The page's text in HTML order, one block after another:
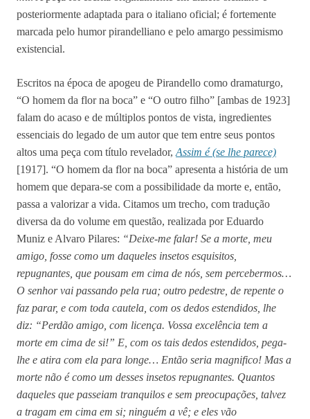
posteriormente adaptada para o italiano oficial; é fortemente
marcada pelo humor pirandelliano e pelo amargo pessimismo
existencial.
Escritos na época de apogeu de Pirandello como dramaturgo,
“O homem da flor na boca” e “O outro filho” [ambas de 1923]
falam do acaso e de múltiplos pontos de vista, ingredientes
essenciais do legado de um autor que tem entre seus pontos
altos uma peça com título revelador, Assim é (se lhe parece)
[1917]. “O homem da flor na boca” apresenta a história de um
homem que depara-se com a possibilidade da morte e, então,
passa a valorizar a vida. Citamos um trecho, com tradução
diversa da do volume em questão, realizada por Eduardo
Muniz e Alvaro Pilares: “Deixe-me falar! Se a morte, meu
amigo, fosse como um daqueles insetos esquisitos,
repugnantes, que pousam em cima de nós, sem percebermos…
O senhor vai passando pela rua; outro pedestre, de repente o
faz parar, e com toda cautela, com os dedos estendidos, lhe
diz: “Perdão amigo, com licença. Vossa excelência tem a
morte em cima de si!” E, com os tais dedos estendidos, pega-
lhe e atira com ela para longe… Então seria magnifico! Mas a
morte não é como um desses insetos repugnantes. Quantos
daqueles que passeiam tranquilos e sem preocupações, talvez
a tragam em cima em si; ninguém a vê; e eles vão